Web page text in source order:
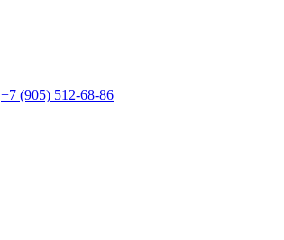
+7 (905) 512-68-86